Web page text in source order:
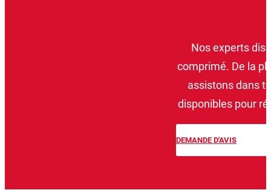
Nos experts
comprimé. De la
assistons dans
disponibles pour
DEMANDE D'AVIS